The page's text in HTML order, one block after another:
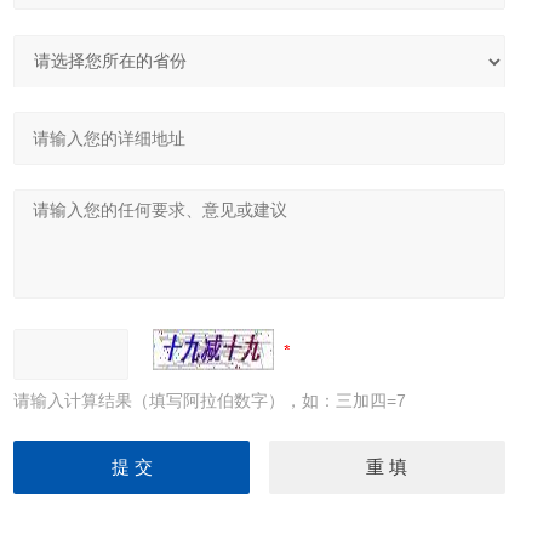
请输入计算结果（填写阿拉伯数字），如：三加四=7